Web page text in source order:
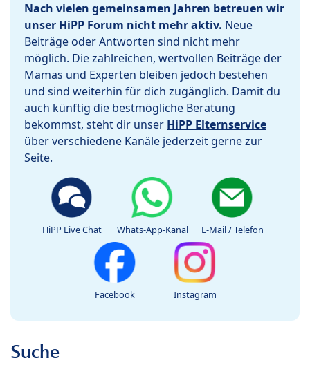
Nach vielen gemeinsamen Jahren betreuen wir
unser HiPP Forum nicht mehr aktiv. Neue
Beiträge oder Antworten sind nicht mehr
möglich. Die zahlreichen, wertvollen Beiträge der
Mamas und Experten bleiben jedoch bestehen
und sind weiterhin für dich zugänglich. Damit du
auch künftig die bestmögliche Beratung
bekommst, steht dir unser HiPP Elternservice
über verschiedene Kanäle jederzeit gerne zur
Seite.
HiPP Live Chat Whats-App-Kanal E-Mail / Telefon
Facebook Instagram
Suche